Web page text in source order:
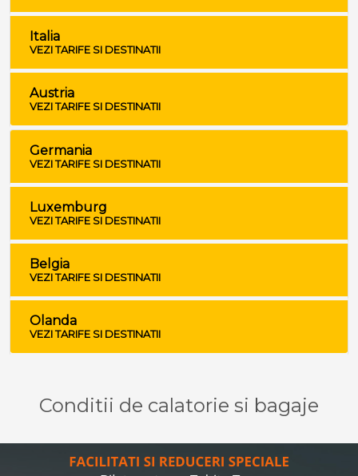
Italia
VEZI TARIFE SI DESTINATII
Austria
VEZI TARIFE SI DESTINATII
Germania
VEZI TARIFE SI DESTINATII
Luxemburg
VEZI TARIFE SI DESTINATII
Belgia
VEZI TARIFE SI DESTINATII
Olanda
VEZI TARIFE SI DESTINATII
Conditii de calatorie si bagaje